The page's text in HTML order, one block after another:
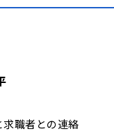
職者との連絡